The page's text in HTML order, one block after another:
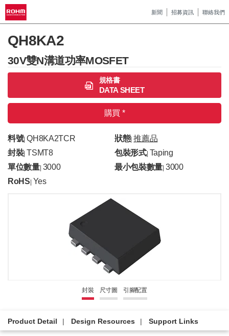
新聞 招募資訊 聯絡我們
QH8KA2
30V雙N溝道功率MOSFET
規格書
DATA SHEET
購買 *
料號|QH8KA2TCR 狀態|推薦品
封裝| TSMT8 包裝形式| Taping
單位數量| 3000 最小包裝數量 |3000
RoHS Yes
封裝 尺寸圖 引腳配置
Product Detail Design Resources Support Links